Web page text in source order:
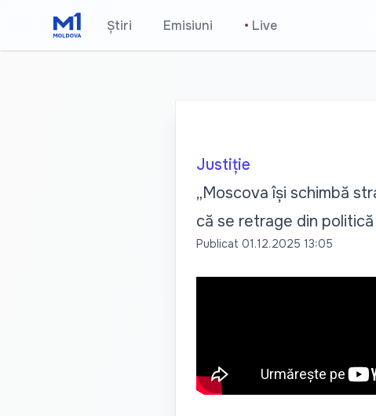
Știri Emisiuni • Live
Justiție
„Moscova își schimbă
că se retrage din politică
Publicat 01.12.2025 13:05